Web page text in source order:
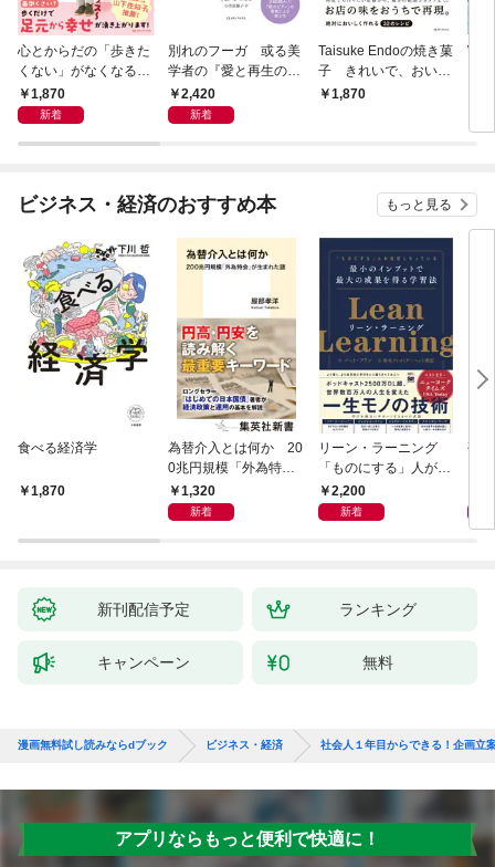
心とからだの「歩きた
くない」がなくなる
らせん流 ゆるらく歩
き
1,870
新着
別れのフーガ 或る美
学者の『愛と再生の断
章』2,420
新着
Taisuke Endoの焼き菓
子 きれいで、おいし
く、ナチュラルに
1,870
ビジネス・経済のおすすめ本 もっと見る
食べる経済学
1,870
為替介入とは何か 20
0兆円規模「外為特
会」が生まれた謎
1,320
新着
リーン・ラーニング
「ものにする」人が自
然とやっている 最小の
インプットで最大の成
2,200
新着
研
新刊配信予定 ランキング
キャンペーン 無料
漫画無料試し読みならdブック ビジネス・経済 社会人１年目からできる！企画立
アプリならもっと便利で快適に！